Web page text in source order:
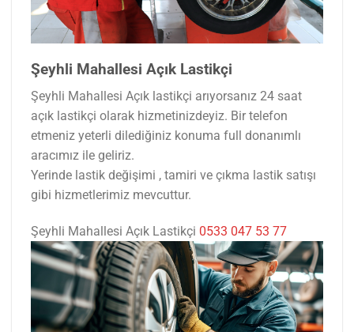
Şeyhli Mahallesi Açık Lastikçi
Şeyhli Mahallesi Açık lastikçi arıyorsanız 24 saat
açık lastikçi olarak hizmetinizdeyiz. Bir telefon
etmeniz yeterli dilediğiniz konuma full donanımlı
aracımız ile geliriz.
Yerinde lastik değişimi , tamiri ve çıkma lastik satışı
gibi hizmetlerimiz mevcuttur.
Şeyhli Mahallesi Açık Lastikçi 0533 047 53 77